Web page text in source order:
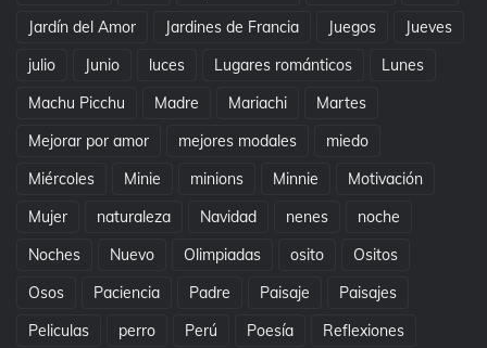
Jardín del Amor
Jardines de Francia Juegos
Jueves
julio
Junio luces Lugares románticos
Lunes
Machu Picchu
Madre Mariachi
Martes
Mejorar por amor
mejores modales
miedo
Miércoles
Minie minions Minnie
Motivación
Mujer
naturaleza Navidad nenes
noche
Noches
Nuevo Olimpiadas osito
Ositos
Osos
Paciencia Padre Paisaje
Paisajes
Peliculas
perro Perú Poesía
Reflexiones